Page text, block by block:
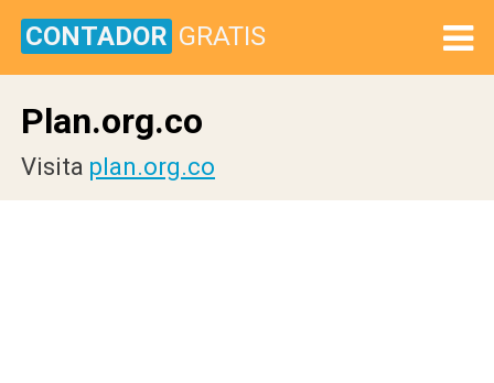
CONTADOR GRATIS
Plan.org.co
Visita plan.org.co